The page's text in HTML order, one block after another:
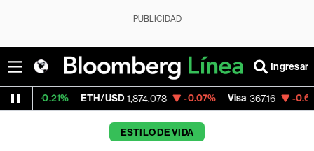
PUBLICIDAD
Ingresar
ETH/USD 1,874.078 -0.07% Visa 367.16 -0.66%
ESTILO DE VIDA